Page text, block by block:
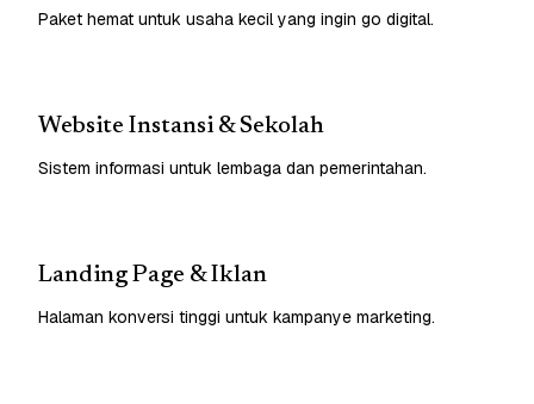
Paket hemat untuk usaha kecil yang ingin go digital.
Website Instansi & Sekolah
Sistem informasi untuk lembaga dan pemerintahan.
Landing Page & Iklan
Halaman konversi tinggi untuk kampanye marketing.